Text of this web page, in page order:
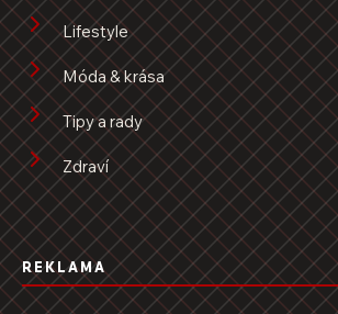
Lifestyle
Móda & krása
Tipy a rady
Zdraví
REKLAMA